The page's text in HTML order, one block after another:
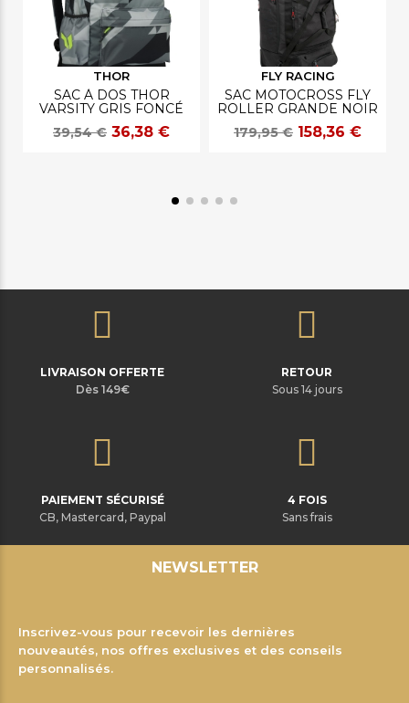
THOR
SAC À DOS THOR
VARSITY GRIS FONCÉ
39,54 € 36,38 €
FLY RACING
SAC MOTOCROSS FLY
ROLLER GRANDE NOIR
179,95 € 158,36 €
LIVRAISON OFFERTE
Dès 149€
RETOUR
Sous 14 jours
PAIEMENT SÉCURISÉ
CB, Mastercard, Paypal
4 FOIS
Sans frais
NEWSLETTER
Inscrivez-vous pour recevoir les dernières
nouveautés, nos offres exclusives et des conseils
personnalisés.